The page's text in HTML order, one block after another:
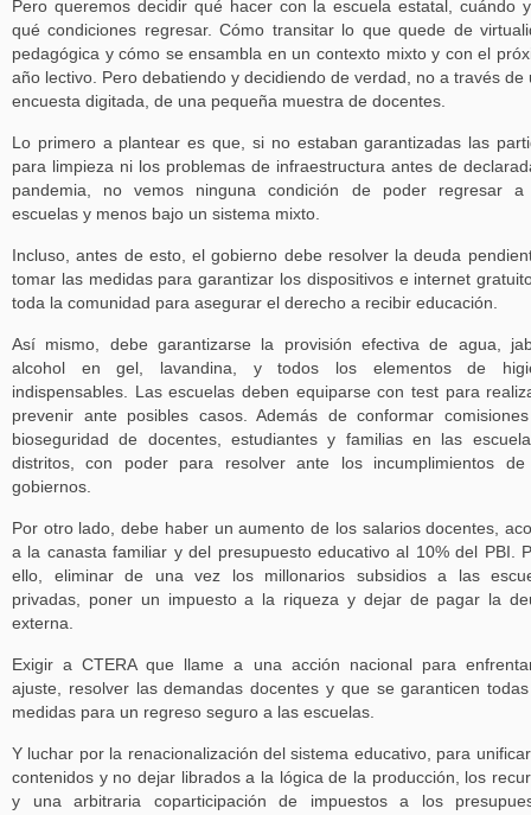
Pero queremos decidir qué hacer con la escuela estatal, cuándo
qué condiciones regresar. Cómo transitar lo que quede de
pedagógica y cómo se ensambla en un contexto mixto y con el
año lectivo. Pero debatiendo y decidiendo de verdad, no a través de
encuesta digitada, de una pequeña muestra de docentes.
Lo primero a plantear es que, si no estaban garantizadas las
para limpieza ni los problemas de infraestructura antes de
pandemia, no vemos ninguna condición de poder regresar a
escuelas y menos bajo un sistema mixto.
Incluso, antes de esto, el gobierno debe resolver la deuda
tomar las medidas para garantizar los dispositivos e internet
toda la comunidad para asegurar el derecho a recibir educación.
Así mismo, debe garantizarse la provisión efectiva de agua,
alcohol en gel, lavandina, y todos los elementos de
indispensables. Las escuelas deben equiparse con test para
prevenir ante posibles casos. Además de conformar
bioseguridad de docentes, estudiantes y familias en las
distritos, con poder para resolver ante los incumplimientos de
gobiernos.
Por otro lado, debe haber un aumento de los salarios docentes,
a la canasta familiar y del presupuesto educativo al 10% del PBI.
ello, eliminar de una vez los millonarios subsidios a las
privadas, poner un impuesto a la riqueza y dejar de pagar la
externa.
Exigir a CTERA que llame a una acción nacional para
ajuste, resolver las demandas docentes y que se garanticen
medidas para un regreso seguro a las escuelas.
Y luchar por la renacionalización del sistema educativo, para
contenidos y no dejar librados a la lógica de la producción, los
y una arbitraria coparticipación de impuestos a los